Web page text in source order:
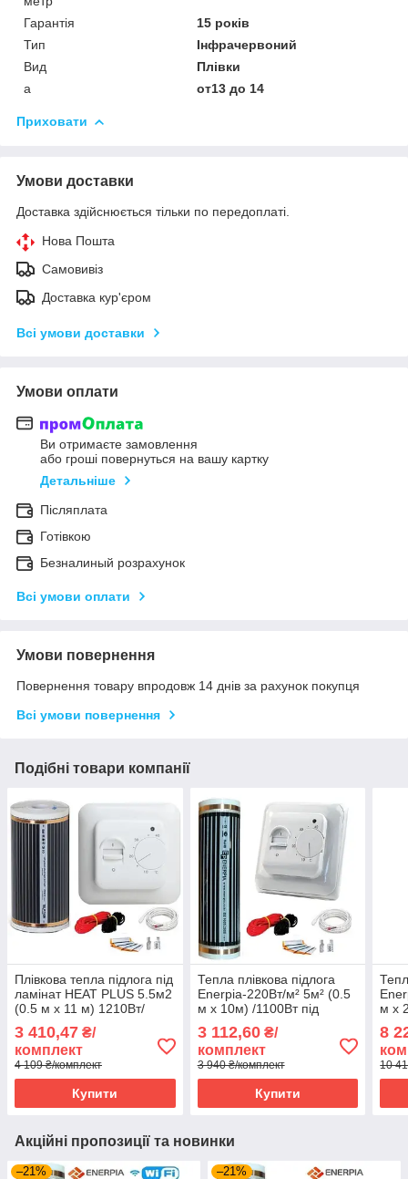
Гарантія
15 років
Тип
Інфрачервоний
Вид
Плівки
а
от13 до 14
Приховати
Умови доставки
Доставка здійснюється тільки по передоплаті.
Нова Пошта
Самовивіз
Доставка кур'єром
Всі умови доставки
Умови оплати
Ви отримаєте замовлення
або гроші повернуться на вашу картку
Детальніше
Післяплата
Готівкою
Безналиный розрахунок
Всі умови оплати
Умови повернення
Повернення товару впродовж 14 днів за рахунок покупця
Всі умови повернення
Подібні товари компанії
Плівкова тепла підлога під
ламінат HEAT PLUS 5.5м2
(0.5 м х 11 м) 1210Вт/
терморегулятором RTC
70
3 410,47 ₴/
комплект
4 109 ₴/комплект
Купити
Тепла плівкова підлога
Enerpia-220Вт/м² 5м² (0.5
м х 10м) /1100Вт під
терморегулятором RTC
70
3 112,60₴/
комплект
3 940 ₴/комплект
Купити
м х
Wi-
8
10
Акційні пропозиції та новинки
–21% –21%